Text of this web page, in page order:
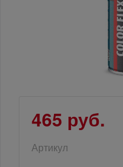
465 руб.
Артикул